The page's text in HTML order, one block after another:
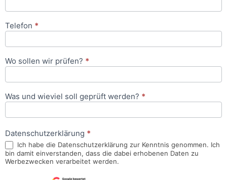
Telefon *
Wo sollen wir prüfen? *
Was und wieviel soll geprüft werden? *
Datenschutzerklärung *
Ich habe die Datenschutzerklärung zur Kenntnis genommen. Ich
bin damit einverstanden, dass die dabei erhobenen Daten zu
Werbezwecken verarbeitet werden.